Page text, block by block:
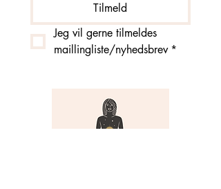
Tilmeld
Jeg vil gerne tilmeldes
maillingliste/nyhedsbrev *